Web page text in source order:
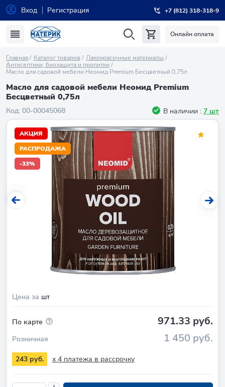
Вход Регистрация +7 (812) 318-318-9
Онлайн оплата
Главная Каталог товаров
Лакокрасочные материалы
Антисептики, биозащита и пропитки
Масло для садовой мебели Неомид Premium Бесцветный 0,75л
Масло для садовой мебели Неомид Premium
Бесцветный 0,75л
Код: 00-00045068 В наличии : 7 шт
Цена за шт
АКЦИЯ
РАСПРОДАЖА
-33%
По карте 971.33 руб.
Розничная 1 450 руб.
243 руб. x 4 платежа в рассрочку